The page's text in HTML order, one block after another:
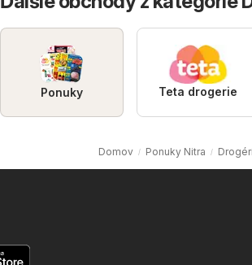
Ponuky Teta drogerie
Domov Ponuky Nitra